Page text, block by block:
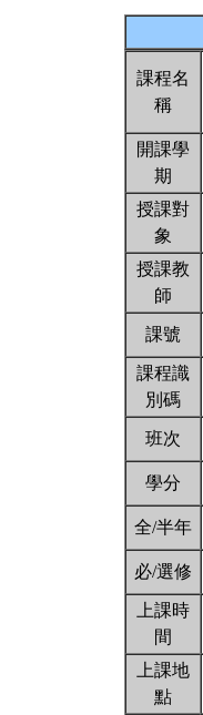
課程名
稱
開課學
期
授課對
象
授課教
師
課號
課程識
別碼
班次
學分
全/半年
必/選修
上課時
間
上課地
點